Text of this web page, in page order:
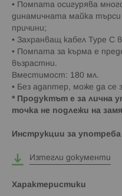
• Помпата осигурява
динамичната майка
причини;
• Захранващ кабел Type C
• Помпата за кърма е
възрастни.
Вместимост: 180 мл.
• Без адаптер, може да се
* Продуктът е за лична
точка не подлежи на
Инструкции за употреба
Изтегли документи
Характеристики